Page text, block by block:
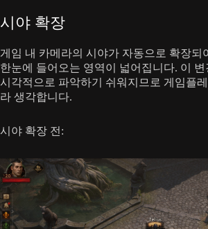
시야 확장
게임 내 카메라의 시야가 자동으로 확장되
한눈에 들어오는 영역이 넓어집니다. 이
시각적으로 파악하기 쉬워지므로 게임플
라 생각합니다.
시야 확장 전: